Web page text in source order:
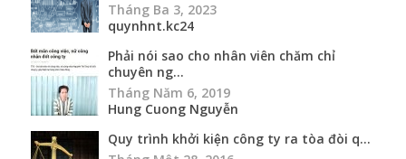
Tháng Ba 3, 2023
quynhnt.kc24
Phải nói sao cho nhân viên chăm chỉ
chuyên ng...
Tháng Năm 6, 2019
Hung Cuong Nguyễn
Quy trình khởi kiện công ty ra tòa đòi q...